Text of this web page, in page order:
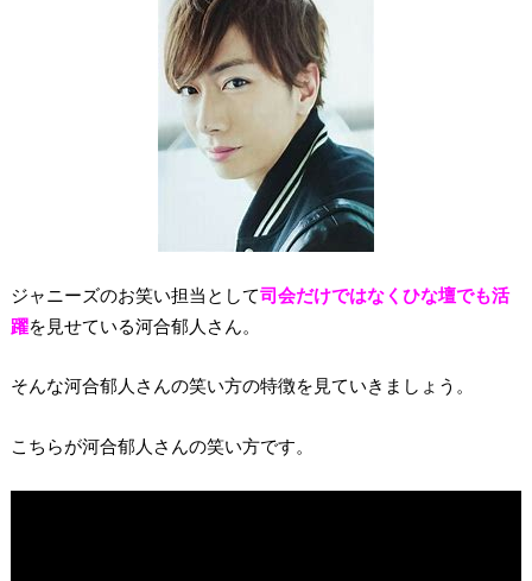
ジャニーズのお笑い担当として司会だけではなくひな壇でも活
躍を見せている河合郁人さん。
そんな河合郁人さんの笑い方の特徴を見ていきましょう。
こちらが河合郁人さんの笑い方です。